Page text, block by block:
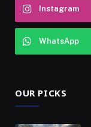
Instagram
WhatsApp
OUR PICKS